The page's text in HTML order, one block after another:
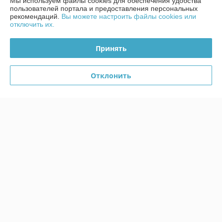
Политика обработки cookies
пользователей портала и предоставления персональных
рекомендаций. Вы можете настроить файлы cookies или
отключить их.
Принять
Отклонить